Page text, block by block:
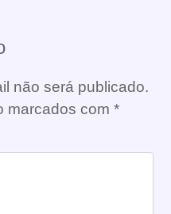
não será publicado.
marcados com *